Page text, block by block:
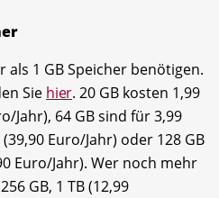
1 GB Speicher benötigen.
Sie hier. 20 GB kosten 1,99
Jahr), 64 GB sind für 3,99
Euro/Jahr) oder 128 GB
Euro/Jahr). Wer noch mehr
GB, 1 TB (12,99